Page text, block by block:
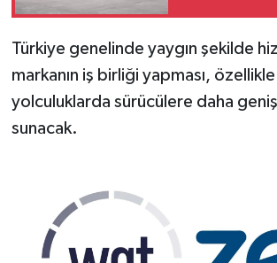
Türkiye genelinde yaygın şekilde
markanın iş birliği yapması,
yolculuklarda sürücülere daha geniş
sunacak.